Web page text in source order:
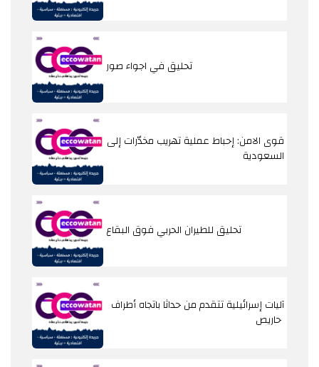
تحليق في اجواء صور
قوى الامن: إحباط عملية تهريب مخدّرات إلى
السعودية
تحليق للطيران الحربي فوق البقاع